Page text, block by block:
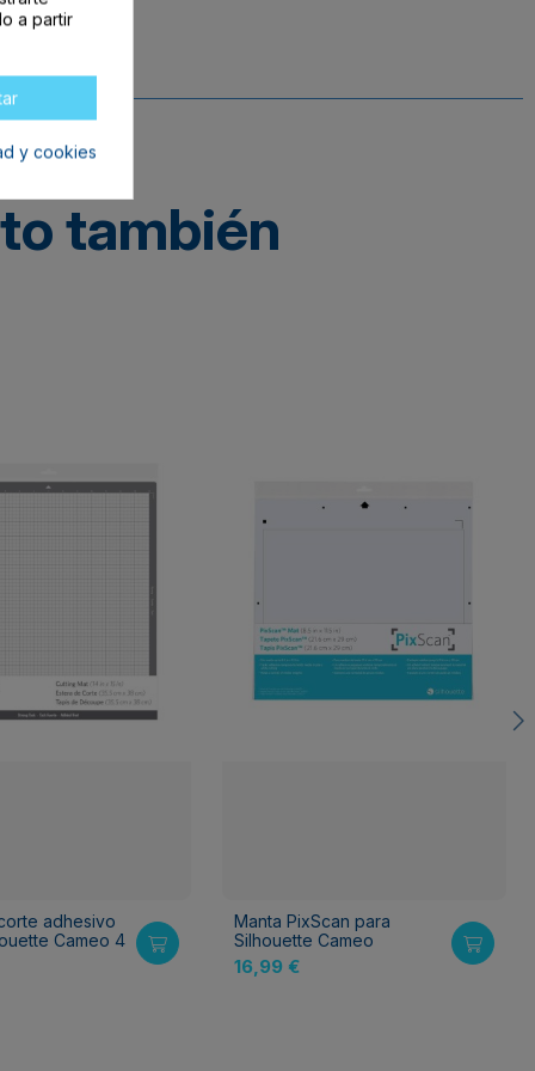
también
adhesivo
Cameo 4
Manta PixScan para
Silhouette Cameo
16,99 €
a partir
y cookies